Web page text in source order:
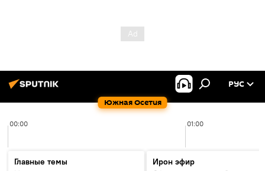
Южная Осетия
РУС
00:00 01:00
Главные темы
Ирон эфир